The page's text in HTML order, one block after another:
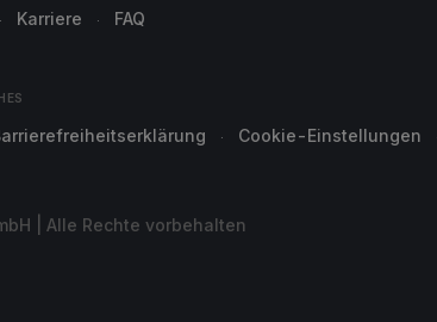
Karriere FAQ
Cookie-Einstellungen
| Alle Rechte vorbehalten